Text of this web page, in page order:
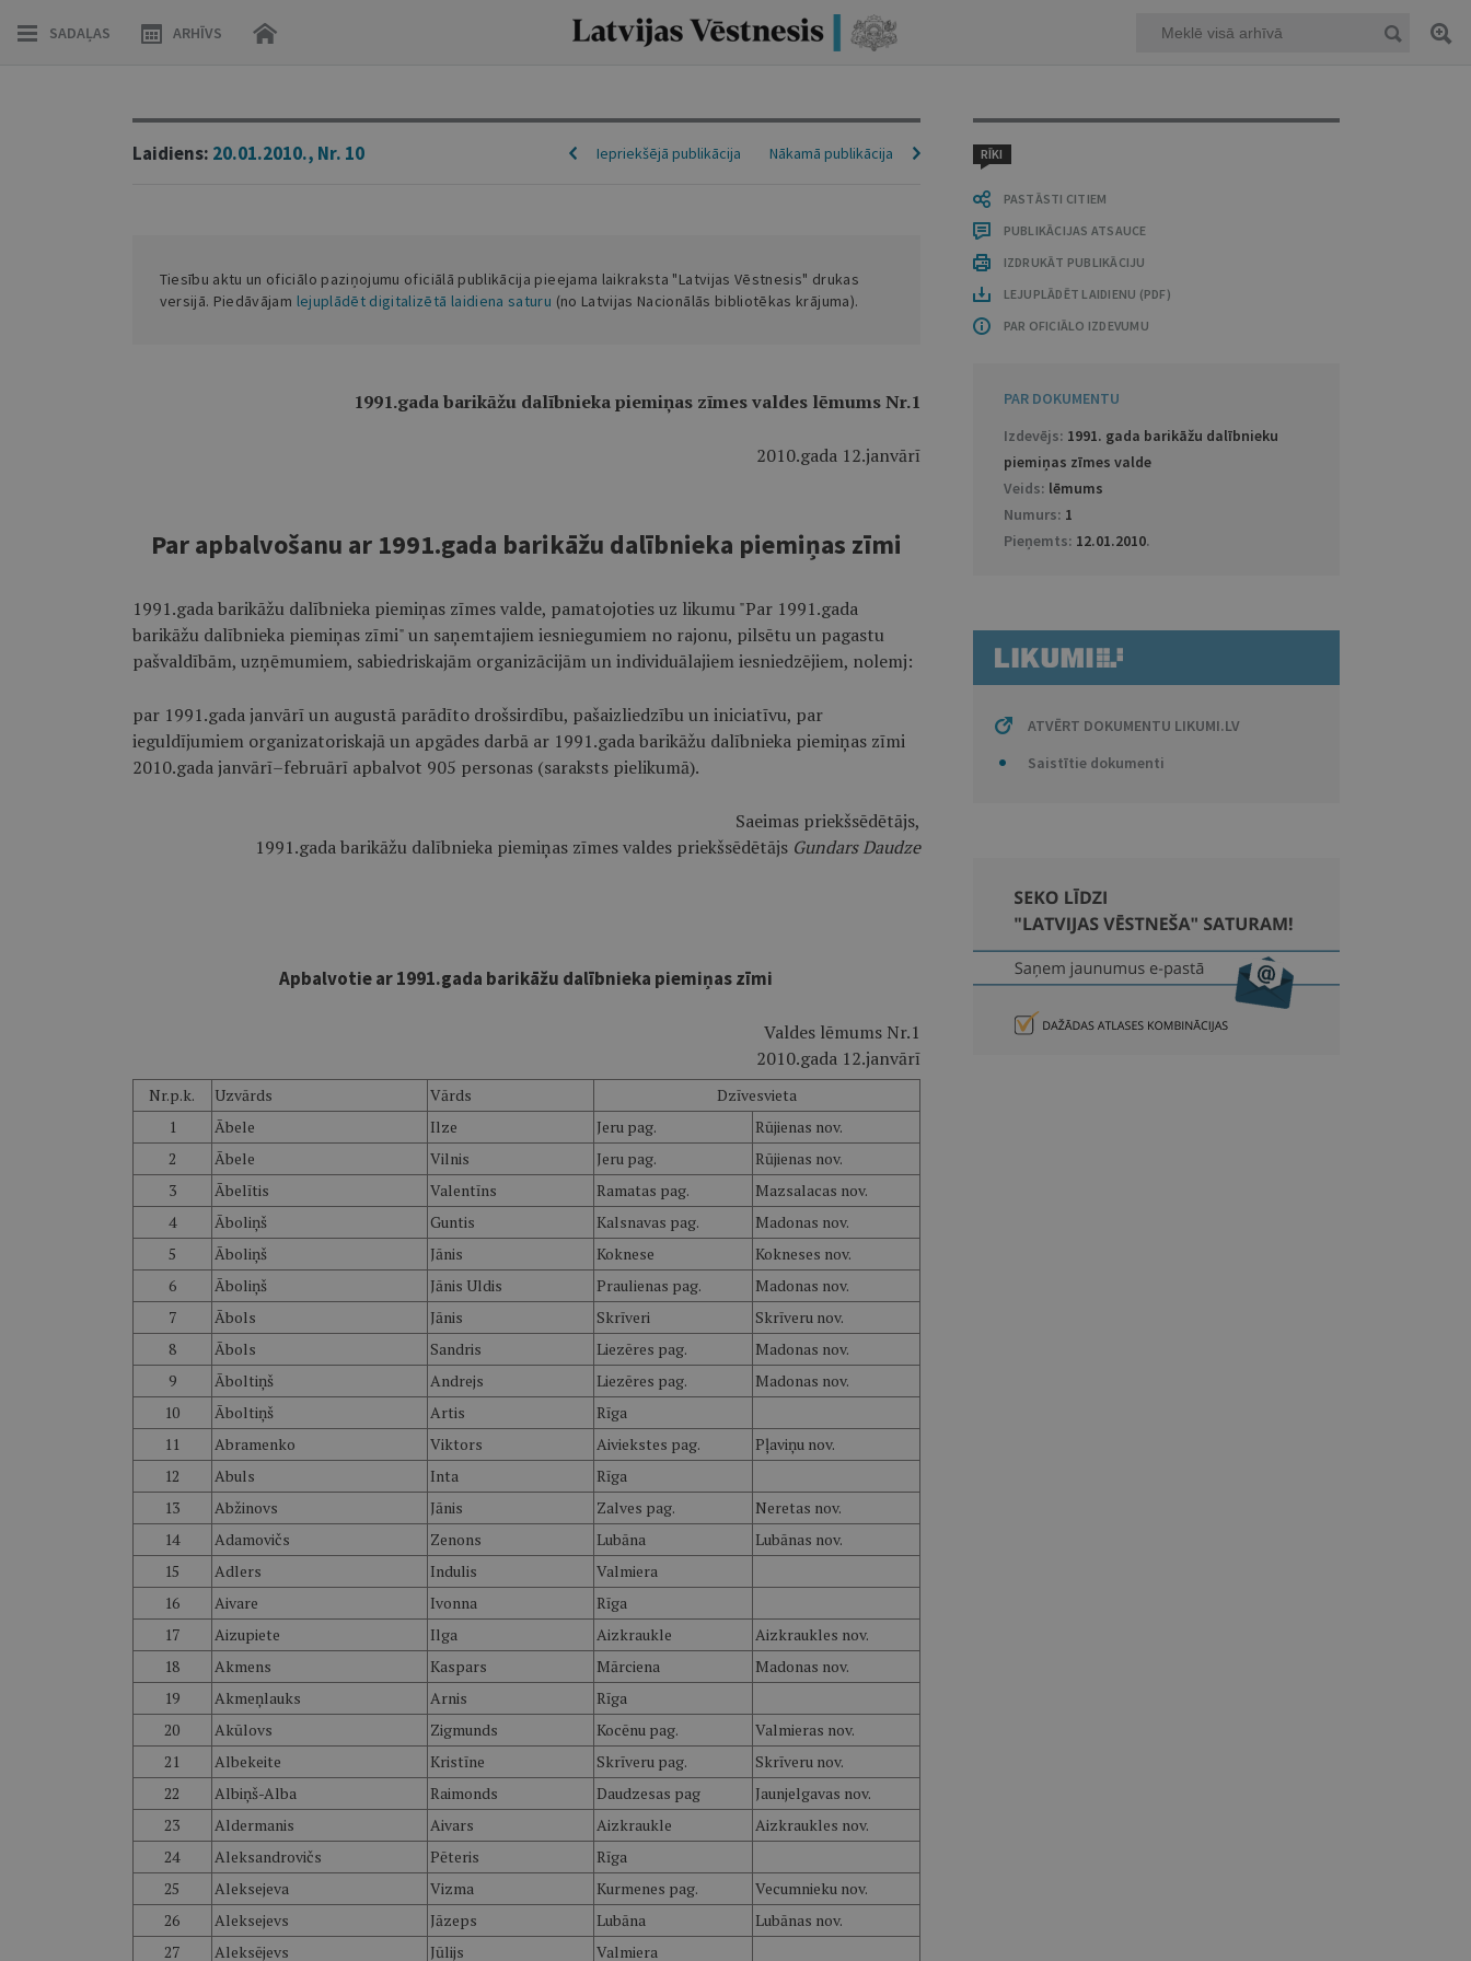
SADAĻAS ARHĪVS
RĪKI
PASTĀSTI CITIEM
PUBLIKĀCIJAS ATSAUCE
IZDRUKĀT PUBLIKĀCIJU
LEJUPLĀDĒT LAIDIENU (PDF)
PAR OFICIĀLO IZDEVUMU
PAR DOKUMENTU
Izdevējs: 1991. gada barikāžu dalībnieku
piemiņas zīmes valde
Veids: lēmums
Numurs: 1
Pieņemts: 12.01.2010.
ATVĒRT DOKUMENTU LIKUMI.LV
Saistītie dokumenti
Laidiens: 20.01.2010., Nr. 10 Nākamā publikācija
Iepriekšējā publikācija
Tiesību aktu un oficiālo paziņojumu oficiālā publikācija pieejama laikraksta "Latvijas Vēstnesis" drukas
versijā. Piedāvājam lejuplādēt digitalizētā laidiena saturu (no Latvijas Nacionālās bibliotēkas krājuma).
1991.gada barikāžu dalībnieka piemiņas zīmes valdes lēmums Nr.1
2010.gada 12.janvārī
Par apbalvošanu ar 1991.gada barikāžu dalībnieka piemiņas zīmi
1991.gada barikāžu dalībnieka piemiņas zīmes valde, pamatojoties uz likumu "Par 1991.gada
barikāžu dalībnieka piemiņas zīmi" un saņemtajiem iesniegumiem no rajonu, pilsētu un pagastu
pašvaldībām, uzņēmumiem, sabiedriskajām organizācijām un individuālajiem iesniedzējiem, nolemj:
par 1991.gada janvārī un augustā parādīto drošsirdību, pašaizliedzību un iniciatīvu, par
ieguldījumiem organizatoriskajā un apgādes darbā ar 1991.gada barikāžu dalībnieka piemiņas zīmi
2010.gada janvārī–februārī apbalvot 905 personas (saraksts pielikumā).
Saeimas priekšsēdētājs,
1991.gada barikāžu dalībnieka piemiņas zīmes valdes priekšsēdētājs Gundars Daudze
Apbalvotie ar 1991.gada barikāžu dalībnieka piemiņas zīmi
Valdes lēmums Nr.1
2010.gada 12.janvārī
Nr.p.k. Uzvārds Vārds
Dzīvesvieta
1
Ābele Ilze Jeru pag.
Rūjienas nov.
2
Ābele Vilnis Jeru pag.
Rūjienas nov.
3
Ābelītis Valentīns Ramatas pag.
Mazsalacas nov.
4
Āboliņš Guntis Kalsnavas pag.
Madonas nov.
5
Āboliņš Jānis Koknese
Kokneses nov.
6
Āboliņš Jānis Uldis Praulienas pag.
Madonas nov.
7
Ābols Jānis Skrīveri
Skrīveru nov.
8
Ābols Sandris Liezēres pag.
Madonas nov.
9
Āboltiņš Andrejs Liezēres pag.
Madonas nov.
10
Āboltiņš Artis
Rīga
11
Abramenko Viktors Aiviekstes pag.
Pļaviņu nov.
12
Abuls Inta
Rīga
13
Abžinovs Jānis Zalves pag.
Neretas nov.
14
Adamovičs Zenons Lubāna
Lubānas nov.
15
Adlers Indulis
Valmiera
16
Aivare Ivonna
Rīga
17
Aizupiete Ilga Aizkraukle
Aizkraukles nov.
18
Akmens Kaspars Mārciena
Madonas nov.
19
Akmeņlauks Arnis
Rīga
20
Akūlovs Zigmunds Kocēnu pag.
Valmieras nov.
21
Albekeite Kristīne Skrīveru pag.
Skrīveru nov.
22
Albiņš-Alba Raimonds Daudzesas pag
Jaunjelgavas nov.
23
Aldermanis Aivars Aizkraukle
Aizkraukles nov.
24
Aleksandrovičs Pēteris
Rīga
25
Aleksejeva Vizma Kurmenes pag.
Vecumnieku nov.
26
Aleksejevs Jāzeps Lubāna
Lubānas nov.
27
Aleksējevs Jūlijs
Valmiera